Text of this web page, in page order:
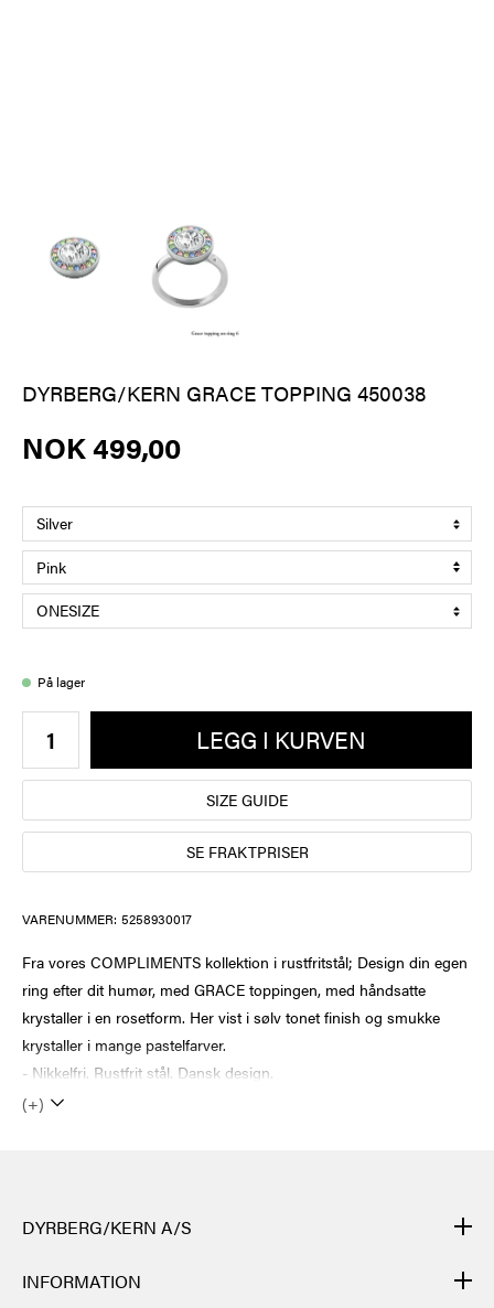
DYRBERG/KERN GRACE TOPPING 450038
NOK 499,00
På lager
LEGG I KURVEN
SIZE GUIDE
SE FRAKTPRISER
VARENUMMER: 5258930017
Fra vores COMPLIMENTS kollektion i rustfritstål; Design din egen
ring efter dit humør, med GRACE toppingen, med håndsatte
krystaller i en rosetform. Her vist i sølv tonet finish og smukke
krystaller i mange pastelfarver.
- Nikkelfri. Rustfrit stål. Dansk design.
(+)
DYRBERG/KERN A/S
DYRBERG/KERNs produkter er håndlagde og gjennomgår mange
ulike prosesser: fra støping, polering og emaljering av metallbasen
INFORMATION